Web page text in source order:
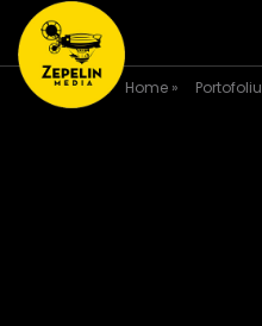
Home » Portofoliu